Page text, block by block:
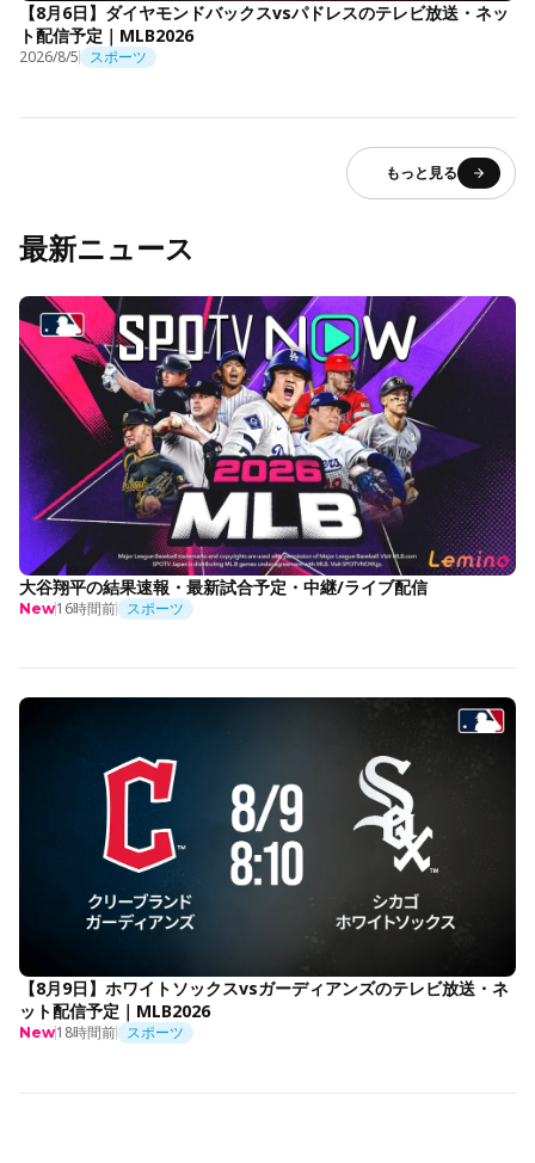
【8月6日】ダイヤモンドバックスvsパドレスのテレビ放送・ネッ
ト配信予定｜MLB2026
2026/8/5 スポーツ
もっと見る
最新ニュース
大谷翔平の結果速報・最新試合予定・中継/ライブ配信
New16時間前 スポーツ
【8月9日】ホワイトソックスvsガーディアンズのテレビ放送・ネ
ット配信予定｜MLB2026
New18時間前 スポーツ